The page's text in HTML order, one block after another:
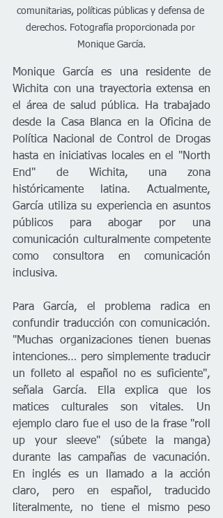
comunitarias, políticas públicas y defensa de
derechos. Fotografía proporcionada por
Monique García.
Monique García es una residente de
Wichita con una trayectoria extensa en
el área de salud pública. Ha trabajado
desde la Casa Blanca en la Oficina de
Política Nacional de Control de Drogas
hasta en iniciativas locales en el "North
End" de Wichita, una zona
históricamente latina. Actualmente,
García utiliza su experiencia en asuntos
públicos para abogar por una
comunicación culturalmente competente
como consultora en comunicación
inclusiva.
Para García, el problema radica en
confundir traducción con comunicación.
"Muchas organizaciones tienen buenas
intenciones… pero simplemente traducir
un folleto al español no es suficiente",
señala García. Ella explica que los
matices culturales son vitales. Un
ejemplo claro fue el uso de la frase "roll
up your sleeve" (súbete la manga)
durante las campañas de vacunación.
En inglés es un llamado a la acción
claro, pero en español, traducido
literalmente, no tiene el mismo peso